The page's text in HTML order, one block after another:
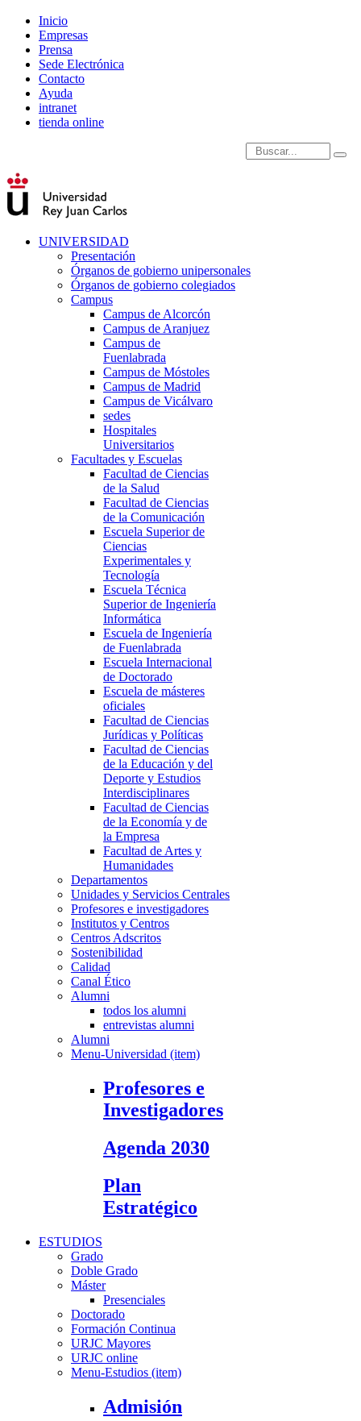
Inicio
Empresas
Prensa
Sede Electrónica
Contacto
Ayuda
intranet
tienda online
Introduce términos de
UNIVERSIDAD
Presentación
Órganos de gobierno unipersonales
Órganos de gobierno colegiados
Campus
Campus de Alcorcón
Campus de Aranjuez
Campus de
Fuenlabrada
Campus de Móstoles
Campus de Madrid
Campus de Vicálvaro
sedes
Hospitales
Universitarios
Facultades y Escuelas
Facultad de Ciencias
de la Salud
Facultad de Ciencias
de la Comunicación
Escuela Superior de
Ciencias
Experimentales y
Tecnología
Escuela Técnica
Superior de Ingeniería
Informática
Escuela de Ingeniería
de Fuenlabrada
Escuela Internacional
de Doctorado
Escuela de másteres
oficiales
Facultad de Ciencias
Jurídicas y Políticas
Facultad de Ciencias
de la Educación y del
Deporte y Estudios
Interdisciplinares
Facultad de Ciencias
de la Economía y de
la Empresa
Facultad de Artes y
Humanidades
Departamentos
Unidades y Servicios Centrales
Profesores e investigadores
Institutos y Centros
Centros Adscritos
Sostenibilidad
Calidad
Canal Ético
Alumni
todos los alumni
entrevistas alumni
Alumni
Menu-Universidad (item)
Profesores e
Investigadores
Agenda 2030
Plan
Estratégico
ESTUDIOS
Grado
Doble Grado
Máster
Presenciales
Doctorado
Formación Continua
URJC Mayores
URJC online
Menu-Estudios (item)
Admisión